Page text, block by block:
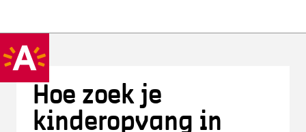
Hoe zoek je
kinderopvang in